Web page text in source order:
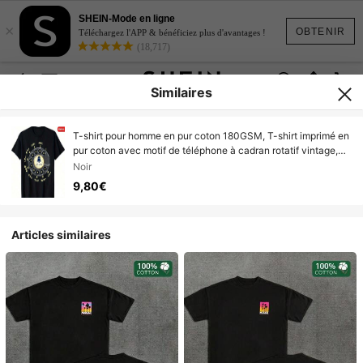
OBTENIR
×
SHEIN-Mode en ligne
Téléchargez l'APP & bénéficiez plus d'avantages !
(18,717)
Similaires
T-shirt pour homme en pur coton 180GSM, T-shirt imprimé en
pur coton avec motif de téléphone à cadran rotatif vintage,
confection tricotée, doux, respirant, durable, rétro,
personnalisé, facile à nettoyer.
Noir
9,80€
Articles similaires